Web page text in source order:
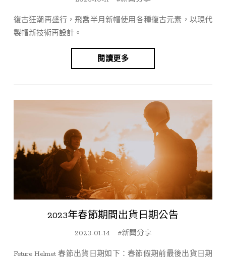
復古狂潮再盛行，飛喬半月新帽使用各種復古元素，以現代
製帽新技術再設計。
閱讀更多
2023年春節期間出貨日期公告
2023-01-14 #新聞分享
Feture Helmet 春節出貨日期如下：春節假期前最後出貨日期